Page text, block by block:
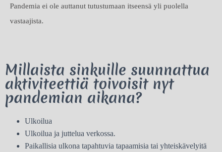
Pandemia ei ole auttanut tutustumaan itseensä yli puolella
vastaajista.
Millaista sinkuille suunnattua
aktiviteettiä toivoisit nyt
pandemian aikana?
Ulkoilua
Ulkoilua ja juttelua verkossa.
Paikallisia ulkona tapahtuvia tapaamisia tai yhteiskävelyitä